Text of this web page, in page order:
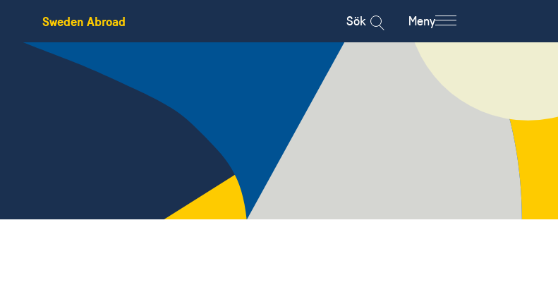
Sweden Abroad Sök Meny